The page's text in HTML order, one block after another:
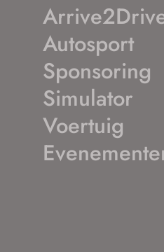
Autosport
Sponsoring
Simulator
Voertuig